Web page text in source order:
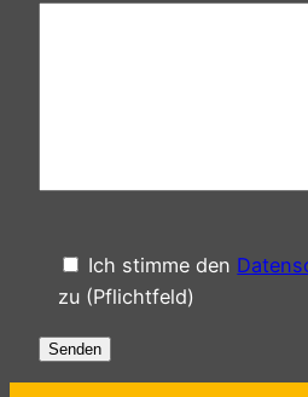
Ich stimme den
zu (Pflichtfeld)